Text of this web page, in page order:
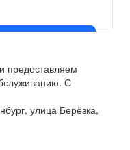
предоставляем
С
улица Берёзка,